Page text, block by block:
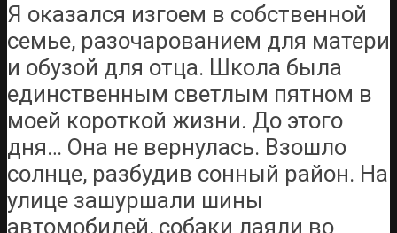
Я оказался изгоем в собственной
семье, разочарованием для матери
и обузой для отца. Школа была
единственным светлым пятном в
моей короткой жизни. До этого
дня… Она не вернулась. Взошло
солнце, разбудив сонный район. На
улице зашуршали шины
автомобилей, собаки лаяли во